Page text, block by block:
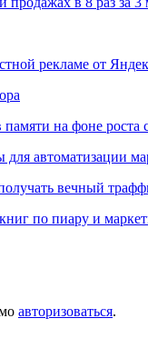
рекламе от
на фоне роста
автоматизации
вечный
по пиару и
авторизоваться.